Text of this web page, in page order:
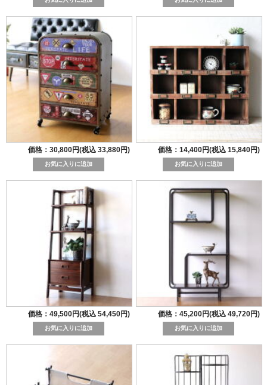
価格：30,800円(税込 33,880円) 価格：14,400円(税込 15,840円)
価格：49,500円(税込 54,450円) 価格：45,200円(税込 49,720円)